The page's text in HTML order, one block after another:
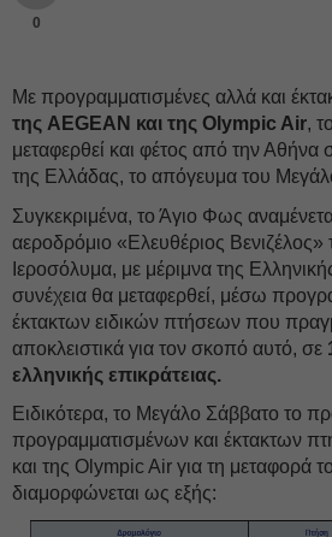
0
Με προγραμματισμένες αλλά και
της AEGEAN και της Olympic Air,
μεταφερθεί και φέτος από την Αθήνα
της Ελλάδας, το απόγευμα του
Συγκεκριμένα, το Άγιο Φως
αεροδρόμιο «Ελευθέριος
Ιεροσόλυμα, με μέριμνα της
συνέχεια θα μεταφερθεί, μέσω
έκτακτων ειδικών πτήσεων που
αποκλειστικά για τον σκοπό αυτό, σε
ελληνικής επικράτειας.
Ειδικότερα, το Μεγάλο Σάββατο το
προγραμματισμένων και έκτακτων
και της Olympic Air για τη μεταφορά
διαμορφώνεται ως εξής: